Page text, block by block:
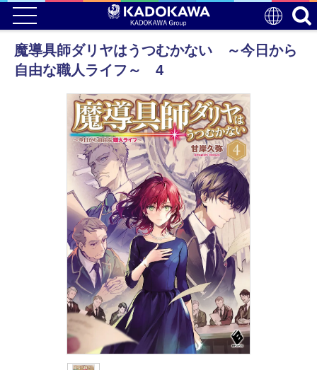
魔導具師ダリヤはうつむかない ～今日から
自由な職人ライフ～ 4